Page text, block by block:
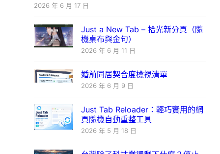
2026 年 6 月 17 日
Just a New Tab – 拾光新分頁（隨
機桌布與金句）
2026 年 6 月 11 日
婚前同居契合度檢視清單
2026 年 6 月 9 日
Just Tab Reloader：輕巧實用的網
頁隨機自動重整工具
2026 年 5 月 18 日